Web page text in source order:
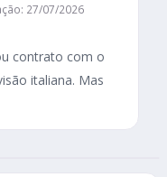
27/07/2026
contrato com o
italiana. Mas